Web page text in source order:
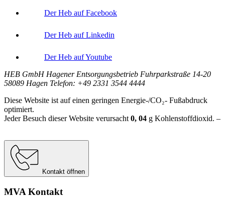
Der Heb auf Facebook
Der Heb auf Linkedin
Der Heb auf Youtube
HEB GmbH Hagener Entsorgungsbetrieb Fuhrparkstraße 14-20
58089 Hagen Telefon: +49 2331 3544 4444
Diese Website ist auf einen geringen Energie-/CO₂- Fußabdruck
optimiert.
Jeder Besuch dieser Website verursacht0, 04 g Kohlenstoffdioxid. –
Kontakt öffnen
MVA Kontakt